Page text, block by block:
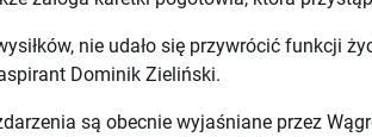
nie udało się przywrócić funkcji
Dominik Zieliński.
są obecnie wyjaśniane przez